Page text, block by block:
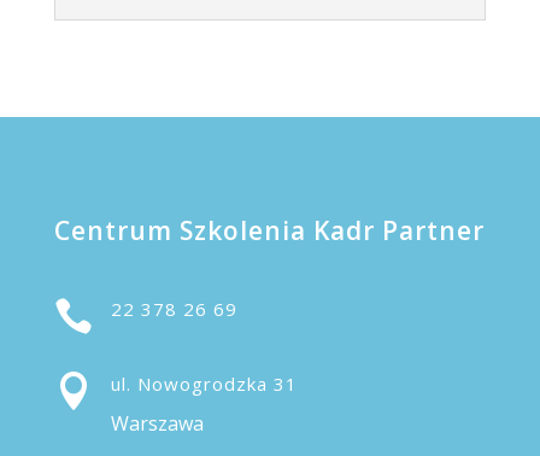
Centrum Szkolenia Kadr Partner
 22 378 26 69
 ul. Nowogrodzka 31
Warszawa